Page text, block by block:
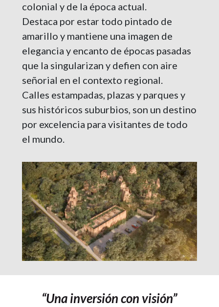
colonial y de la época actual.
Destaca por estar todo pintado de
amarillo y mantiene una imagen de
elegancia y encanto de épocas pasadas
que la singularizan y defien con aire
señorial en el contexto regional.
Calles estampadas, plazas y parques y
sus históricos suburbios, son un destino
por excelencia para visitantes de todo
el mundo.
“Una inversión con visión”